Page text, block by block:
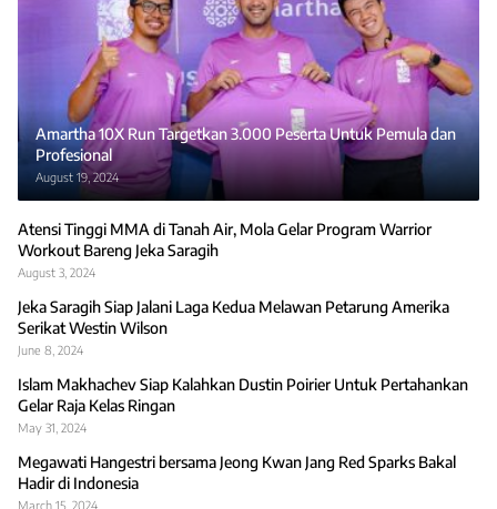
Amartha 10X Run Targetkan 3.000 Peserta Untuk Pemula dan
Profesional
August 19, 2024
Atensi Tinggi MMA di Tanah Air, Mola Gelar Program Warrior
Workout Bareng Jeka Saragih
August 3, 2024
Jeka Saragih Siap Jalani Laga Kedua Melawan Petarung Amerika
Serikat Westin Wilson
June 8, 2024
Islam Makhachev Siap Kalahkan Dustin Poirier Untuk Pertahankan
Gelar Raja Kelas Ringan
May 31, 2024
Megawati Hangestri bersama Jeong Kwan Jang Red Sparks Bakal
Hadir di Indonesia
March 15, 2024